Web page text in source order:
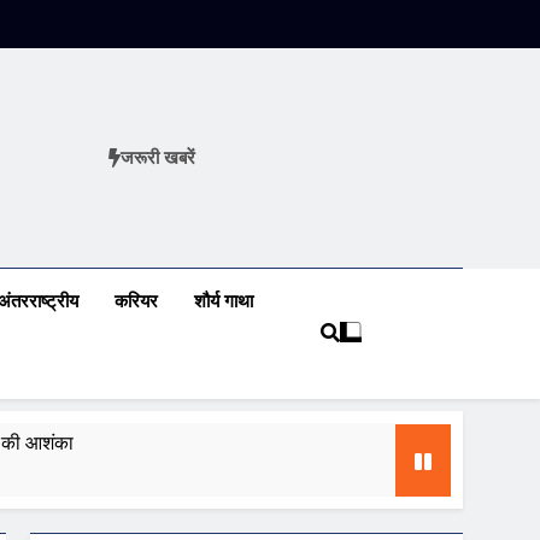
जरूरी खबरें
करियर शौर्य गाथा
की आशंका